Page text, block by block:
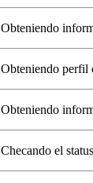
Obteniendo
Obteniendo perfil
Obteniendo
Checando el